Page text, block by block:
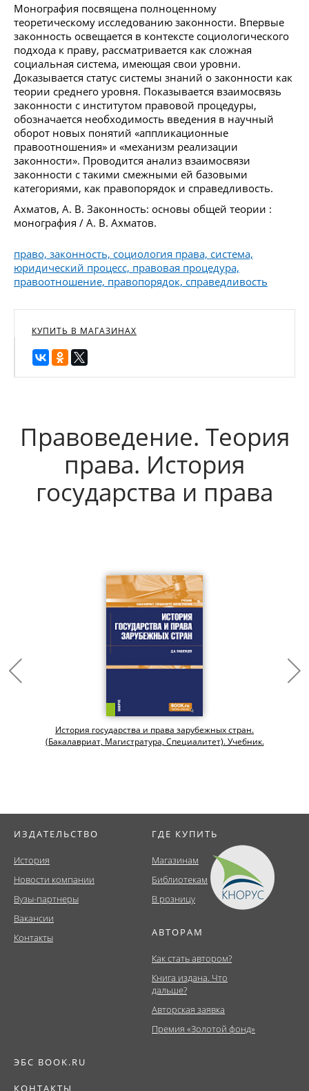
Монография посвящена полноценному
теоретическому исследованию законности. Впервые
законность освещается в контексте социологического
подхода к праву, рассматривается как сложная
социальная система, имеющая свои уровни.
Доказывается статус системы знаний о законности как
теории среднего уровня. Показывается взаимосвязь
законности с институтом правовой процедуры,
обозначается необходимость введения в научный
оборот новых понятий «аппликационные
правоотношения» и «механизм реализации
законности». Проводится анализ взаимосвязи
законности с такими смежными ей базовыми
категориями, как правопорядок и справедливость.
Ахматов, А. В. Законность: основы общей теории :
монография / А. В. Ахматов.
право, законность, социология права, система,
юридический процесс, правовая процедура,
правоотношение, правопорядок, справедливость
КУПИТЬ В МАГАЗИНАХ
Правоведение. Теория
права. История
государства и права
История государства и права зарубежных стран.
(Бакалавриат, Магистратура, Специалитет). Учебник.
ИЗДАТЕЛЬСТВО
История
Новости компании
Вузы-партнеры
Вакансии
Контакты
ГДЕ КУПИТЬ
Магазинам
Библиотекам
В розницу
АВТОРАМ
Как стать автором?
Книга издана. Что
дальше?
Авторская заявка
Премия «Золотой фонд»
ЭБС BOOK.RU
КОНТАКТЫ